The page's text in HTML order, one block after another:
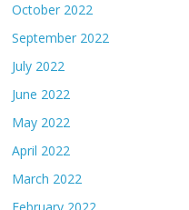
October 2022
September 2022
July 2022
June 2022
May 2022
April 2022
March 2022